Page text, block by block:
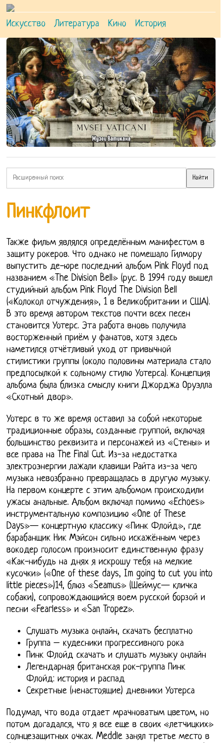
Искусство Литература Кино История
Пинкфлоит
Также фильм являлся определённым манифестом в
защиту рокеров. Что однако не помешало Гилмору
выпустить де-юре последний альбом Pink Floyd под
названием «The Division Bell» (рус. В 1994 году вышел
студийный альбом Pink Floyd The Division Bell
(«Колокол отчуждения», 1 в Великобритании и США).
В это время автором текстов почти всех песен
становится Уотерс. Эта работа вновь получила
восторженный приём у фанатов, хотя здесь
наметился отчётливый уход от привычной
стилистики группы (около половины материала стало
предпосылкой к сольному стилю Уотерса). Концепция
альбома была близка смыслу книги Джорджа Оруэлла
«Скотный двор».
Уотерс в то же время оставил за собой некоторые
традиционные образы, созданные группой, включая
большинство реквизита и персонажей из «Стены» и
все права на The Final Cut. Из-за недостатка
электроэнергии лажали клавиши Райта из-за чего
музыка невозбранно превращалась в другую музыку.
На первом концерте с этим альбомом происходили
ужасы анальные. Альбом включал помимо «Echoes»
инструментальную композицию «One of These
Days»— концертную классику «Пинк Флойд», где
барабанщик Ник Мэйсон сильно искажённым через
вокодер голосом произносит единственную фразу
«Как-нибудь на днях я искрошу тебя на мелкие
кусочки» («One of these days, Im going to cut you into
little pieces»)14, блюз «Seamus» (Шеймус— кличка
собаки), сопровождающийся воем русской борзой и
песни «Fearless» и «San Tropez».
Слушать музыка онлайн, скачать бесплатно
Группа – кудесники прогрессивного рока
Пинк Флойд скачать и слушать музыку онлайн
Легендарная британская рок-группа Пинк
Флойд: история и распад
Секретные (ненастоящие) дневники Уотерса
Подумал, что вода отдает мрачноватым цветом, но
потом догадался, что я все еще в своих «летчицких»
солнцезащитных очках. Meddle занял третье место в